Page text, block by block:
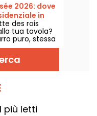
2026: dove
in
des rois
tua tavola?
puro, stessa
volta con
il tempo
famiglia
del XV
banchetti di
I più letti